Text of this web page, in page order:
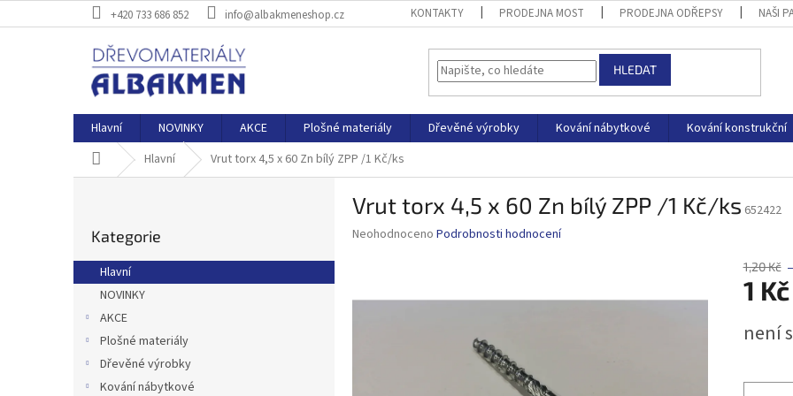
na
+420 733 686 852 info@albakmeneshop.cz KONTAKTY PRODEJNA MOST PRODEJNA ODŘEPSY NAŠI
HLEDAT
Hlavní NOVINKY AKCE Plošné materiály Dřevěné výrobky Kování nábytkové Kování konstrukční
Domů Hlavní Vrut torx 4,5 x 60 Zn bílý ZPP /1 Kč/ks
r
a
kategorie
Kategorie
Hlavní
NOVINKY
AKCE
Plošné materiály
Dřevěné výrobky
Kování nábytkové
Vrut torx 4,5 x 60 Zn bílý ZPP /1 Kč/ks 652422
Průměrné
0,0
Neohodnoceno Podrobnosti hodnocení
1,20 Kč
1 Kč
cena:
není